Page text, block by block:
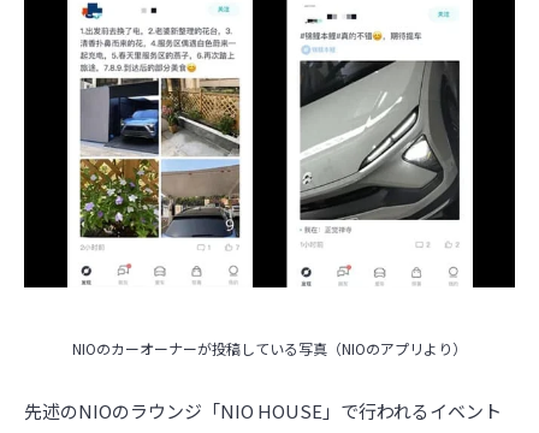
NIOのカーオーナーが投稿している写真（NIOのアプリより）
先述のNIOのラウンジ「NIO HOUSE」で行われるイベント